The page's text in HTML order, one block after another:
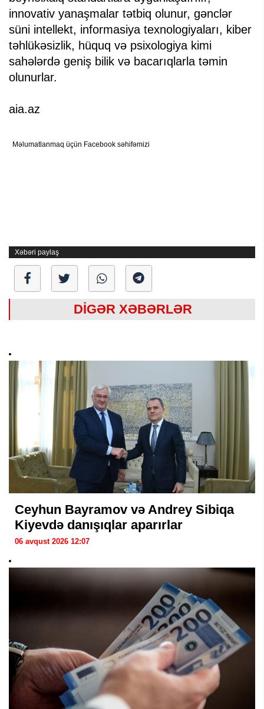
innovativ yanaşmalar tətbiq olunur, gənclər
süni intellekt, informasiya texnologiyaları, kiber
təhlükəsizlik, hüquq və psixologiya kimi
sahələrdə geniş bilik və bacarıqlarla təmin
olunurlar.
aia.az
Məlumatlanmaq üçün Facebook səhifəmizi
Xəbəri paylaş
DİGƏR XƏBƏRLƏR
Ceyhun Bayramov və Andrey Sibiqa
Kiyevdə danışıqlar aparırlar
06 avqust 2026 12:07